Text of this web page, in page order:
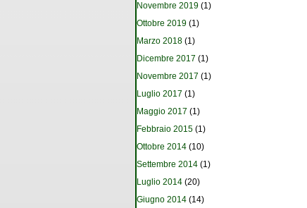
Novembre 2019 (1)
Ottobre 2019 (1)
Marzo 2018 (1)
Dicembre 2017 (1)
Novembre 2017 (1)
Luglio 2017 (1)
Maggio 2017 (1)
Febbraio 2015 (1)
Ottobre 2014 (10)
Settembre 2014 (1)
Luglio 2014 (20)
Giugno 2014 (14)